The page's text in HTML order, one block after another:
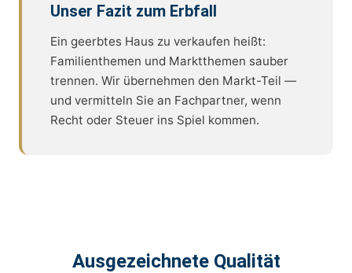
Unser Fazit zum Erbfall
Ein geerbtes Haus zu verkaufen heißt:
Familienthemen und Marktthemen sauber
trennen. Wir übernehmen den Markt-Teil —
und vermitteln Sie an Fachpartner, wenn
Recht oder Steuer ins Spiel kommen.
Ausgezeichnete Qualität